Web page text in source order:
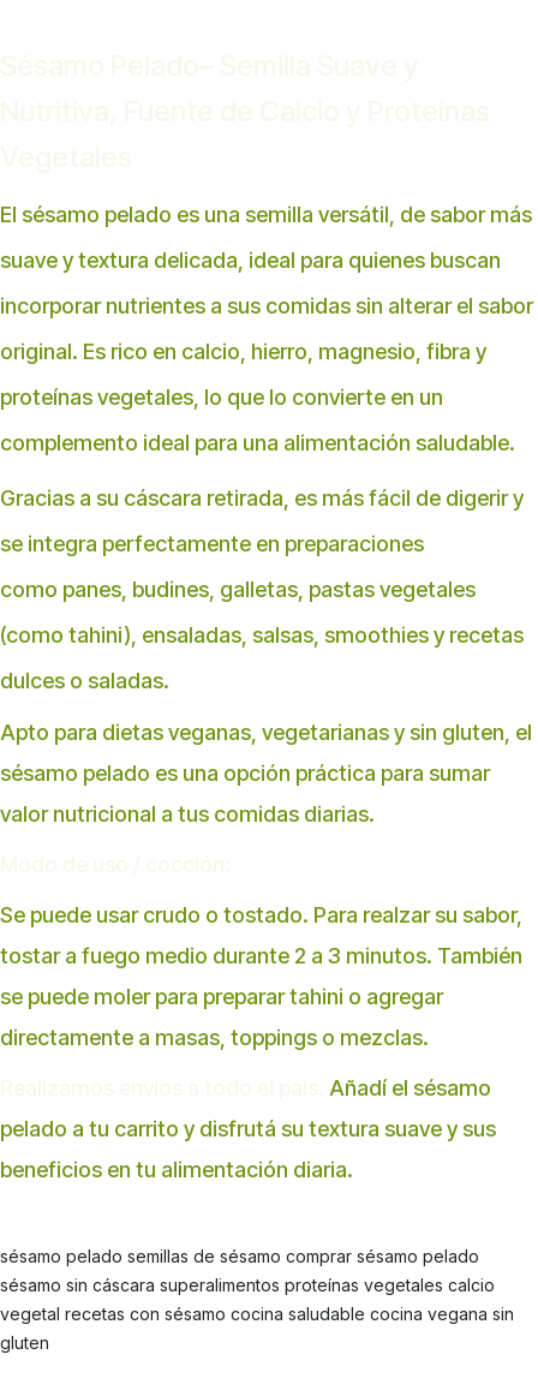
El sésamo pelado es una semilla versátil, de sabor más
suave y textura delicada, ideal para quienes buscan
incorporar nutrientes a sus comidas sin alterar el sabor
original. Es rico en calcio, hierro, magnesio, fibra y
proteínas vegetales, lo que lo convierte en un
complemento ideal para una alimentación saludable.
Gracias a su cáscara retirada, es más fácil de digerir y
se integra perfectamente en preparaciones
como panes, budines, galletas, pastas vegetales
(como tahini), ensaladas, salsas, smoothies y recetas
dulces o saladas.
Apto para dietas veganas, vegetarianas y sin gluten, el
sésamo pelado es una opción práctica para sumar
valor nutricional a tus comidas diarias.
Se puede usar crudo o tostado. Para realzar su sabor,
tostar a fuego medio durante 2 a 3 minutos. También
se puede moler para preparar tahini o agregar
directamente a masas, toppings o mezclas.
Añadí el sésamo
pelado a tu carrito y disfrutá su textura suave y sus
beneficios en tu alimentación diaria.
sésamo pelado semillas de sésamo comprar sésamo pelado
sésamo sin cáscara superalimentos proteínas vegetales calcio
vegetal recetas con sésamo cocina saludable cocina vegana sin
gluten